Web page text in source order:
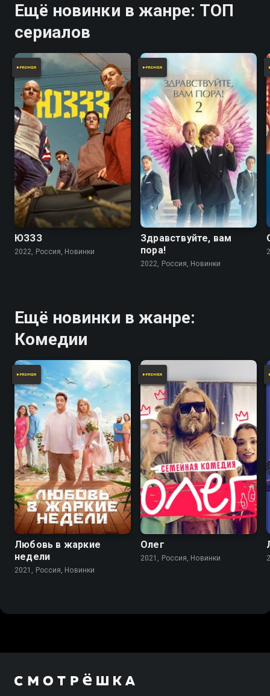
Ещё новинки в жанре: ТОП
сериалов
ЮЗЗЗ
2022, Россия, Новинки
Здравствуйте, вам
пора!
2022, Россия, Новинки
Ещё новинки в жанре:
Комедии
Любовь в жаркие
недели
2021, Россия, Новинки
Олег
2021, Россия, Новинки